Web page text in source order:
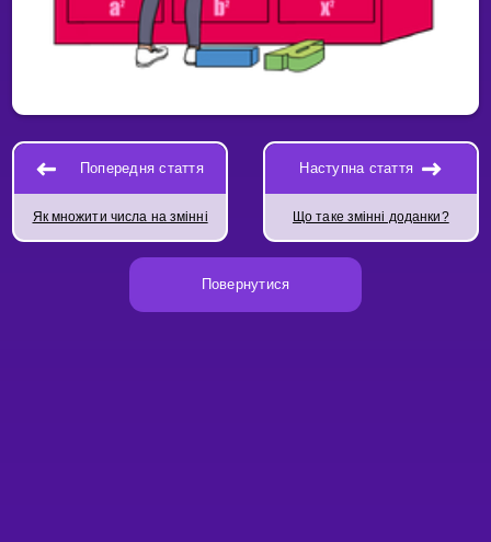
Попередня стаття
Як множити числа на змінні
Наступна стаття
Що таке змінні доданки?
Повернутися